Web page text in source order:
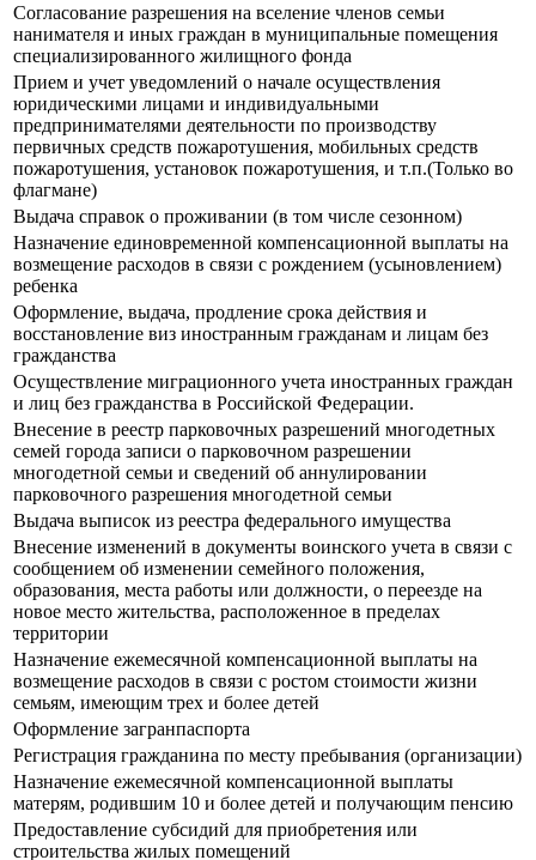
Согласование разрешения на вселение членов семьи
нанимателя и иных граждан в муниципальные помещения
специализированного жилищного фонда
Прием и учет уведомлений о начале осуществления
юридическими лицами и индивидуальными
предпринимателями деятельности по производству
первичных средств пожаротушения, мобильных средств
пожаротушения, установок пожаротушения, и т.п.(Только во
флагмане)
Выдача справок о проживании (в том числе сезонном)
Назначение единовременной компенсационной выплаты на
возмещение расходов в связи с рождением (усыновлением)
ребенка
Оформление, выдача, продление срока действия и
восстановление виз иностранным гражданам и лицам без
гражданства
Осуществление миграционного учета иностранных граждан
и лиц без гражданства в Российской Федерации.
Внесение в реестр парковочных разрешений многодетных
семей города записи о парковочном разрешении
многодетной семьи и сведений об аннулировании
парковочного разрешения многодетной семьи
Выдача выписок из реестра федерального имущества
Внесение изменений в документы воинского учета в связи с
сообщением об изменении семейного положения,
образования, места работы или должности, о переезде на
новое место жительства, расположенное в пределах
территории
Назначение ежемесячной компенсационной выплаты на
возмещение расходов в связи с ростом стоимости жизни
семьям, имеющим трех и более детей
Оформление загранпаспорта
Регистрация гражданина по месту пребывания (организации)
Назначение ежемесячной компенсационной выплаты
матерям, родившим 10 и более детей и получающим пенсию
Предоставление субсидий для приобретения или
строительства жилых помещений